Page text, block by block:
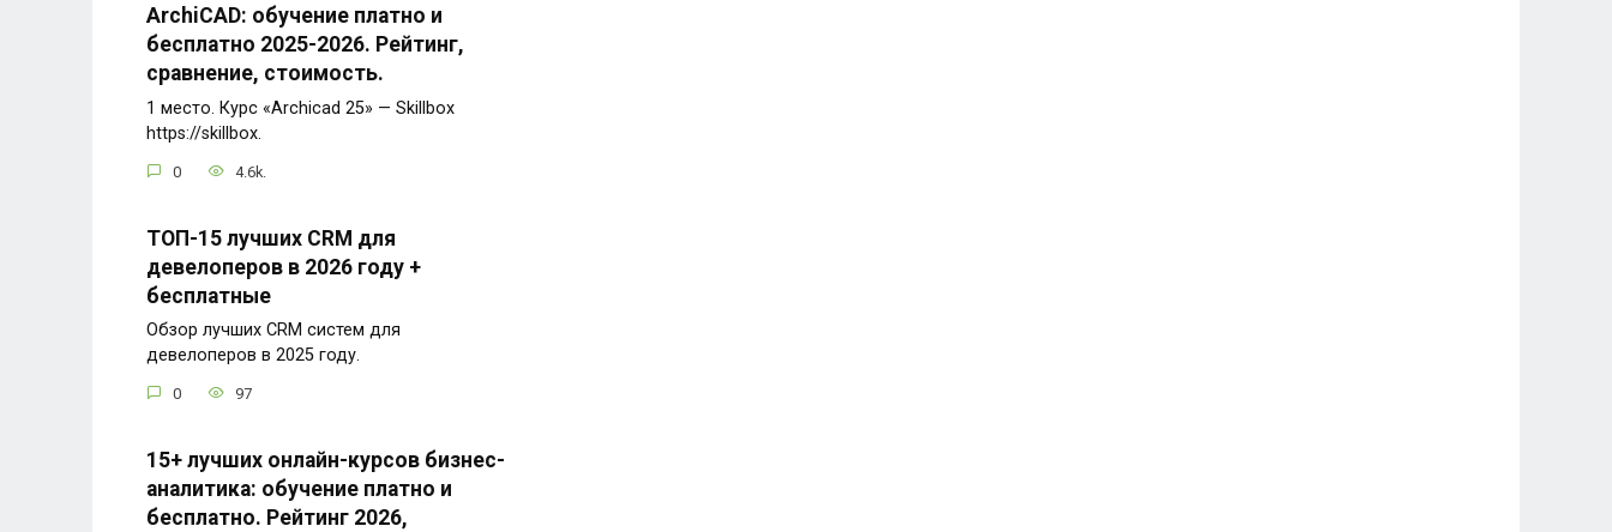
ArchiCAD: обучение платно и
бесплатно 2025-2026. Рейтинг,
сравнение, стоимость.
1 место. Курс «Archicad 25» — Skillbox
https://skillbox.
0 4.6k.
ТОП-15 лучших CRM для
девелоперов в 2026 году +
бесплатные
Обзор лучших CRM систем для
девелоперов в 2025 году.
0 97
15+ лучших онлайн-курсов бизнес-
аналитика: обучение платно и
бесплатно. Рейтинг 2026,